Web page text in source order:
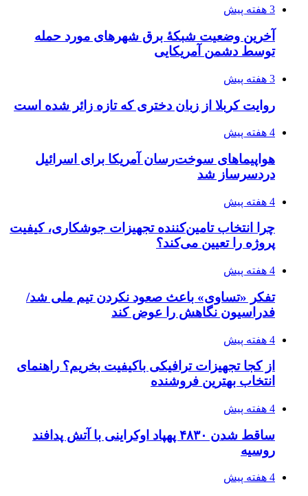
3 هفته پیش
آخرین وضعیت شبکۀ برق شهرهای مورد حمله
توسط دشمن آمریکایی
3 هفته پیش
روایت کربلا از زبان دختری که تازه زائر شده است
4 هفته پیش
هواپیماهای سوخت‌رسان آمریکا برای اسرائیل
دردسرساز شد
4 هفته پیش
چرا انتخاب تامین‌کننده تجهیزات جوشکاری، کیفیت
پروژه را تعیین می‌کند؟
4 هفته پیش
تفکر «تساوی» باعث صعود نکردن تیم ملی شد/
فدراسیون نگاهش را عوض کند
4 هفته پیش
از کجا تجهیزات ترافیکی باکیفیت بخریم؟ راهنمای
انتخاب بهترین فروشنده
4 هفته پیش
ساقط شدن ۴۸۳۰ پهپاد اوکراینی با آتش پدافند
روسیه
4 هفته پیش